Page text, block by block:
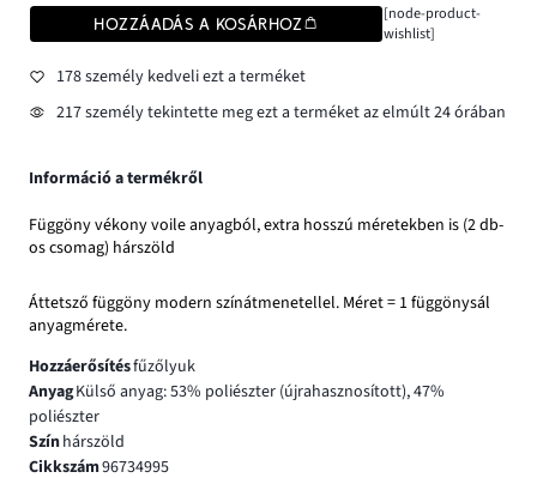
HOZZÁADÁS A KOSÁRHOZ
[node-product-
wishlist]
178 személy kedveli ezt a terméket
217 személy tekintette meg ezt a terméket az elmúlt 24 órában
Információ a termékről
Függöny vékony voile anyagból, extra hosszú méretekben is (2 db-
os csomag) hárszöld
Áttetsző függöny modern színátmenetellel. Méret = 1 függönysál
anyagmérete.
Hozzáerősítésfűzőlyuk
AnyagKülső anyag: 53% poliészter (újrahasznosított), 47%
poliészter
Színhárszöld
Cikkszám96734995